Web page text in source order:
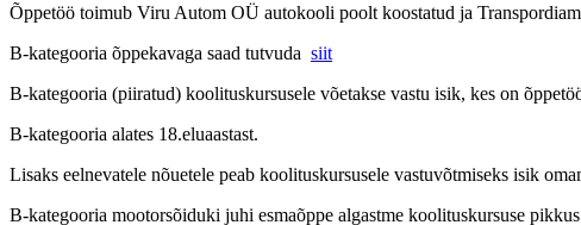
Õppetöö toimub Viru Autom OÜ autokooli poolt koostatud ja
B-kategooria õppekavaga saad tutvuda siit
B-kategooria (piiratud) koolituskursusele võetakse vastu isik, kes on
B-kategooria alates 18.eluaastast.
Lisaks eelnevatele nõuetele peab koolituskursusele vastuvõtmiseks isik
B-kategooria mootorsõiduki juhi esmaõppe algastme koolituskursuse